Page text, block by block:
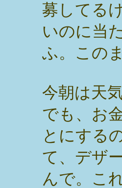
募してる
いのに当
ふ。この
今朝は天
でも、お
とにする
て、デザ
んで。こ